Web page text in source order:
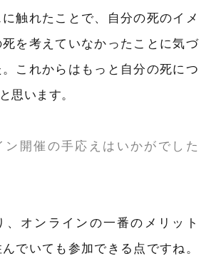
触れたことで、自分の死のイメ
を考えていなかったことに気づ
これからはもっと自分の死につ
思います。
開催の手応えはいかがでした
、オンラインの一番のメリット
でいても参加できる点ですね。